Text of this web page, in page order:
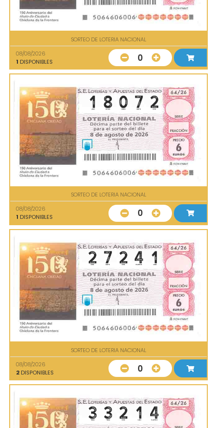
SORTEO DE LOTERIA NACIONAL
08/08/2026
1 DISPONIBLES 0
SORTEO DE LOTERIA NACIONAL
08/08/2026
1 DISPONIBLES 0
SORTEO DE LOTERIA NACIONAL
08/08/2026
2 DISPONIBLES 0